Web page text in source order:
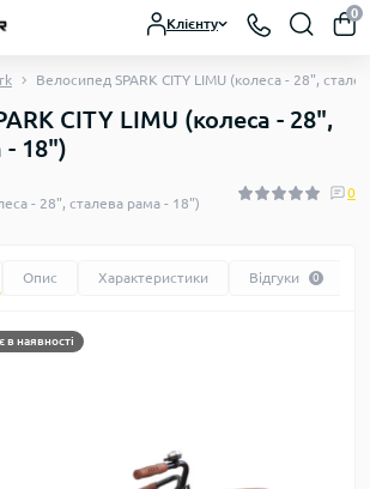
Клієнту
0
Велосипед SPARK CITY LIMU (колеса - 28",
CITY LIMU (колеса - 28",
- 18")
- 28", сталева рама - 18")
0
Опис Характеристики Відгуки 0
в наявності